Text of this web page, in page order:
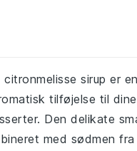
sirup er en
tilføjelse til dine
Den delikate
med sødmen